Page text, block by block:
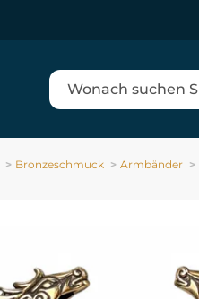
Bronzeschmuck Armbänder